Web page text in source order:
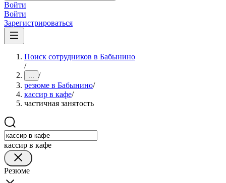
Войти
Войти
Зарегистрироваться
Поиск сотрудников в Бабынино
/
... /
резюме в Бабынино/
кассир в кафе/
частичная занятость
кассир в кафе
Резюме